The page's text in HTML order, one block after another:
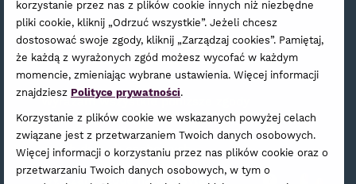
Zamów Newsletter
Wyrażam wszystkie poniższe zgody
Wyrażam zgodę na przetwarzanie
moich danych osobowych
?
Wyrażam zgodę na przesyłanie
korzystanie przez nas z plików cookie innych niż niezbędne
pliki cookie, kliknij „Odrzuć wszystkie”. Jeżeli chcesz
dostosować swoje zgody, kliknij „Zarządzaj cookies”. Pamiętaj,
że każdą z wyrażonych zgód możesz wycofać w każdym
momencie, zmieniając wybrane ustawienia. Więcej informacji
znajdziesz Polityce prywatności.
Korzystanie z plików cookie we wskazanych powyżej celach
związane jest z przetwarzaniem Twoich danych osobowych.
Więcej informacji o korzystaniu przez nas plików cookie oraz o
przetwarzaniu Twoich danych osobowych, w tym o